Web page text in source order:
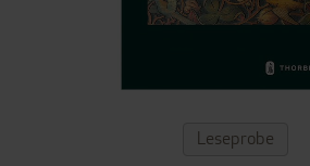
ZUM
ANFANG
Leseprobe